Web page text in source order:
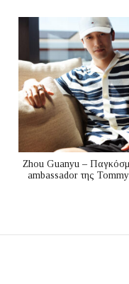
Zhou Guanyu –
ambassador της